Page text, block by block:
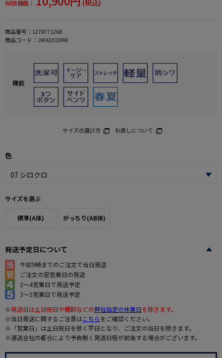
WEB価格： (税込)
商品番号： 1278771268
商品コード： JW42X109W
機能
サイズの選び方 お直しについて
色
サイズを選ぶ
標準(A体) がっちり(AB体)
発送予定日について
午前9時までのご注文で当日発送
ご注文の翌営業日の発送
2～4営業日で発送予定
3～5営業日で発送予定
※発送日は土日祝日や棚卸などの弊社指定の休業日を除きます。
※当日発送に関するご注意はこちらをご確認ください。
※「営業日」は土日祝日を除く平日となり、ご注文の当日を除きます。
※運送会社の都合により予告無く発送日程が前後する場合がございます。